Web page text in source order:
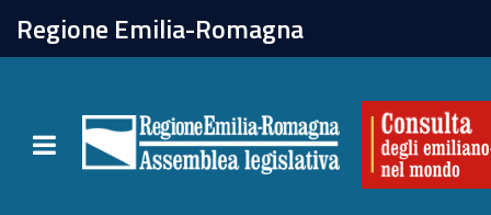
Regione Emilia-Romagna
Toggle navigation
chiudi
Attività